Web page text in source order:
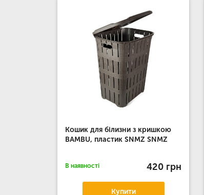
Кошик для білизни з кришкою
BAMBU, пластик SNMZ SNMZ
В наявності 420 грн
Купити